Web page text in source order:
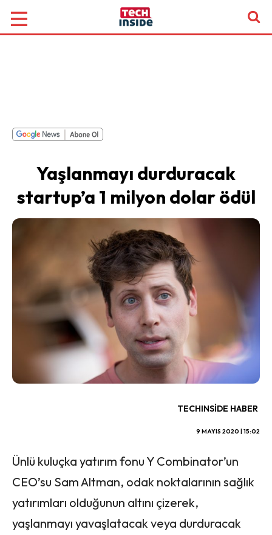
Yaşlanmayı durduracak
startup’a 1 milyon dolar ödül
TECHINSIDE HABER
9 MAYIS 2020 | 15:02
Ünlü kuluçka yatırım fonu Y Combinator’un
CEO’su Sam Altman, odak noktalarının sağlık
yatırımları olduğunun altını çizerek,
yaşlanmayı yavaşlatacak veya durduracak